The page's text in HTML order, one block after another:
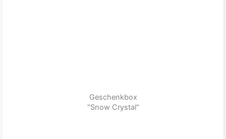
Geschenkbox
"Snow Crystal"